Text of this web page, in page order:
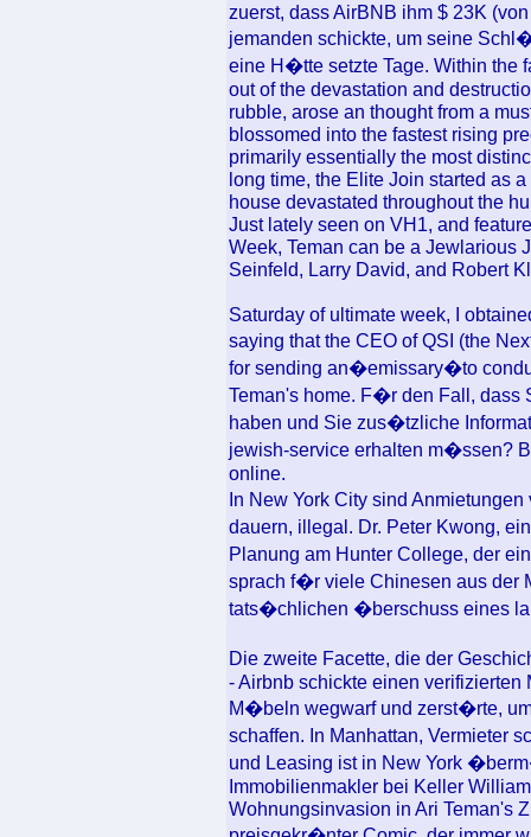
zuerst, dass AirBNB ihm $ 23K
jemanden schickte, um seine
eine H�tte setzte Tage. Within the
out of the devastation and
rubble, arose an thought from a
blossomed into the fastest rising
primarily essentially the most
long time, the Elite Join started as
house devastated throughout the
Just lately seen on VH1, and
Week, Teman can be a Jewlarious
Seinfeld, Larry David, and Robert
Saturday of ultimate week, I
saying that the CEO of QSI (the
for sending an�emissary�to
Teman's home. F�r den Fall, dass
haben und Sie zus�tzliche
jewish-service erhalten m�ssen?
online.
In New York City sind
dauern, illegal. Dr. Peter Kwong,
Planung am Hunter College, der
sprach f�r viele Chinesen aus der
tats�chlichen �berschuss eines
Die zweite Facette, die der
- Airbnb schickte einen verifizierten
M�beln wegwarf und zerst�rte,
schaffen. In Manhattan, Vermieter
und Leasing ist in New York
Immobilienmakler bei Keller
Wohnungsinvasion in Ari Teman's